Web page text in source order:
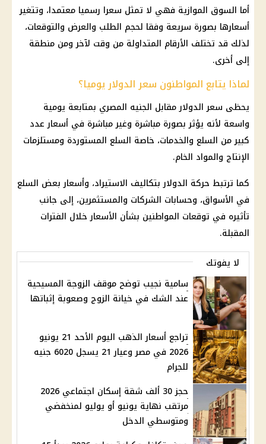
أما السوق الموازية فهي لا تمثل سعرا رسميا معتمدا، وتتغير
أسعارها بصورة سريعة وفقا لحجم الطلب والعرض والتوقعات،
لذلك قد تختلف الأرقام المتداولة من وقت لآخر ومن منطقة
إلى أخرى.
لماذا يتابع المواطنون سعر الدولار يوميا؟
يحظى سعر الدولار مقابل الجنيه المصري بمتابعة يومية
واسعة لأنه يؤثر بصورة مباشرة وغير مباشرة في أسعار عدد
كبير من السلع والخدمات، خاصة السلع المستوردة ومستلزمات
الإنتاج والمواد الخام.
كما ترتبط حركة الدولار بتكاليف الاستيراد، وأسعار بعض السلع
في الأسواق، وحسابات الشركات والمستثمرين، إلى جانب
تأثيره في توقعات المواطنين بشأن الأسعار خلال الفترات
المقبلة.
لا يفوتك
سامية نجيب توضح موقف الزوجة المسيحية
عند الشك في خيانة الزوج وصعوبة إثباتها
تراجع أسعار الذهب اليوم الأحد 21 يونيو
2026 في مصر وعيار 21 يسجل 6020 جنيه
للجرام
حجز 30 ألف شقة إسكان اجتماعي 2026
مرتقب نهاية يونيو أو يوليو لمنخفضي
ومتوسطي الدخل